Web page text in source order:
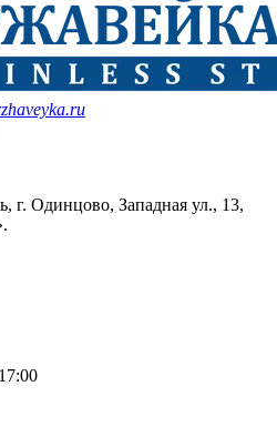
г. Одинцово, Западная ул., 13,